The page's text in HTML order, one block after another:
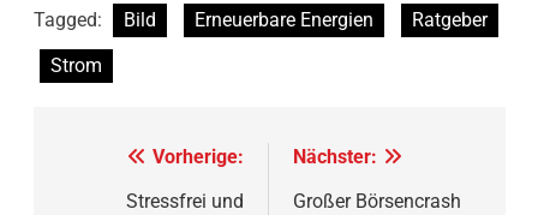
Tagged: Bild Erneuerbare Energien
Ratgeber
Strom
Beitragsnavigation
Vorherige:
Stressfrei und
Nächster:
Großer Börsencrash